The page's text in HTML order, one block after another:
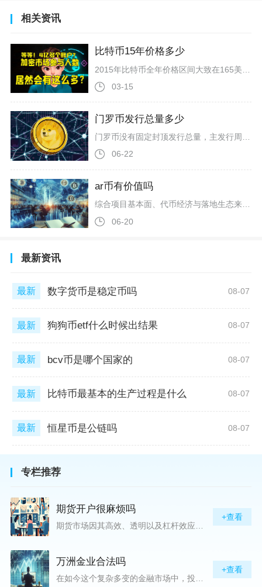
相关资讯
比特币15年价格多少
03-15
门罗币发行总量多少
06-22
ar币有价值吗
06-20
最新资讯
最新 数字货币是稳定币吗 08-07
最新 狗狗币etf什么时候出结果 08-07
最新 bcv币是哪个国家的 08-07
最新 比特币最基本的生产过程是什么 08-07
最新 恒星币是公链吗 08-07
专栏推荐
期货开户很麻烦吗
+查看
万洲金业合法吗
+查看